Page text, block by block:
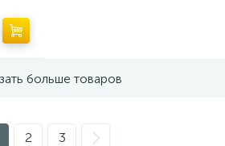
больше товаров
2 3